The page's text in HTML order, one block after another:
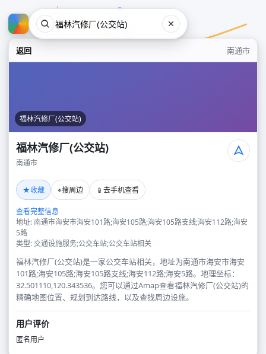
返回 南通市
福林汽修厂(公交站)
福林汽修厂(公交站)
南通市
★收藏 ⌖搜周边 📱 去手机查看
查看完整信息
地址: 南通市海安市海安101路;海安105路;海安105路支线;海安112路;海安
5路
类型: 交通设施服务;公交车站;公交车站相关
福林汽修厂(公交站)是一家公交车站相关，地址为南通市海安市海安
101路;海安105路;海安105路支线;海安112路;海安5路。地理坐标：
32.501110,120.343536。您可以通过Amap查看福林汽修厂(公交站)的
精确地图位置、规划到达路线，以及查找周边设施。
用户评价
匿名用户